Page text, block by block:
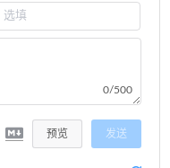
0/500
预览 发送